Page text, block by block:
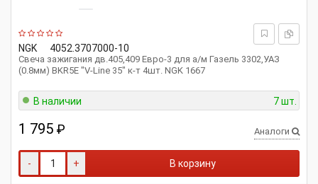
NGK 4052.3707000-10
Свеча зажигания дв.405,409 Евро-3 для а/м Газель 3302,УАЗ
(0.8мм) BKR5E "V-Line 35" к-т 4шт. NGK 1667
В наличии 7 шт.
1 795 ₽ Аналоги
- + В корзину